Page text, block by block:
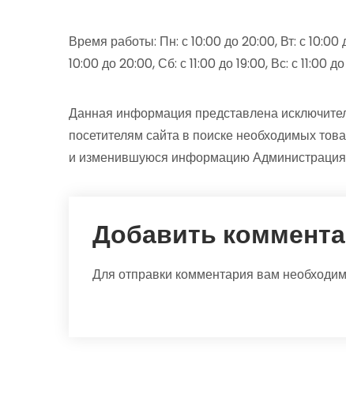
Время работы: Пн: с 10:00 до 20:00, Вт: с
10:00 до 20:00, Сб: с 11:00 до 19:00, Вс: с 11:00
Данная информация представлена
посетителям сайта в поиске необходимых
и изменившуюся информацию Администрация
Добавить
Для отправки комментария вам